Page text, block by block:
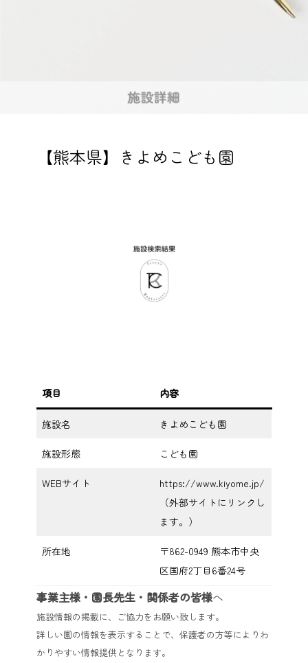
【熊本県】きよめこども園
項目 内容
施設名 きよめこども園
施設形態 こども園
WEBサイト
https://www.kiyome.jp/
（外部サイトにリンクし
ます。）
所在地
〒862-0949 熊本市中央
区国府2丁目6番24号
事業主様・園長先生・関係者の皆様へ
施設情報の掲載に、ご協力をお願い致します。
詳しい園の情報を表示することで、保護者の方等によりわ
かりやすい情報提供となります。